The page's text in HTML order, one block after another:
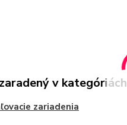
v kategóriách
zariadenia